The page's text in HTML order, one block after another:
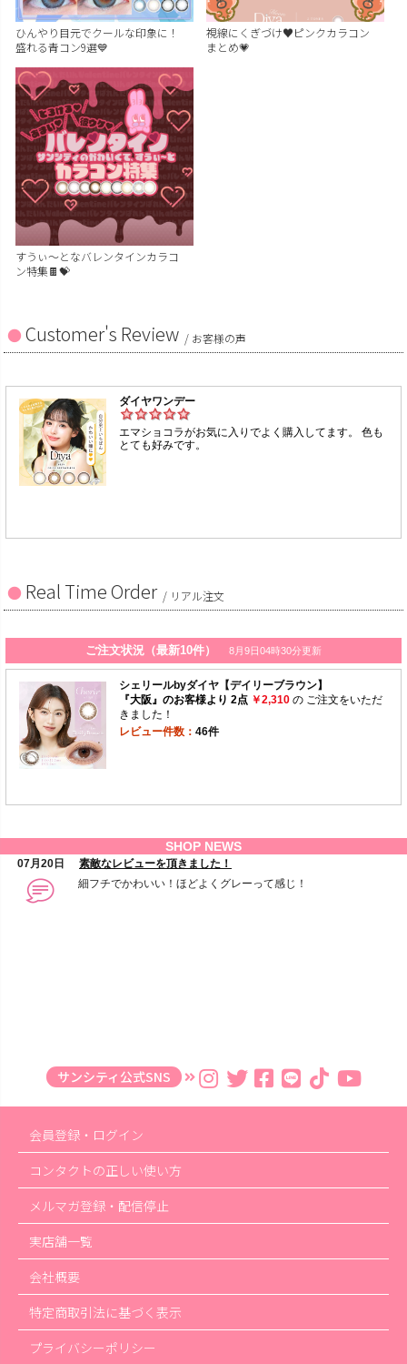
ひんやり目元でクールな印象に！
盛れる青コン9選💙
視線にくぎづけ♥ピンクカラコン
まとめ💗
すうぃ～となバレンタインカラコ
ン特集🍫💝
Customer's Review / お客様の声
Real Time Order / リアル注文
サンシティ公式SNS
会員登録・ログイン
コンタクトの正しい使い方
メルマガ登録・配信停止
実店舗一覧
会社概要
特定商取引法に基づく表示
プライバシーポリシー